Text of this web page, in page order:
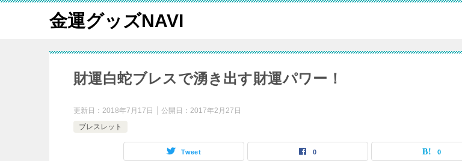
金運グッズNAVI
財運白蛇ブレスで湧き出す財運パワー！
更新日： 2018年7月17日 公開日： 2017年2月27日
ブレスレット
Tweet 0 0